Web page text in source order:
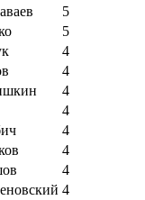
5
5
4
4
4
4
4
4
4
4